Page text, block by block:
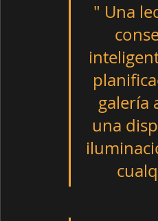
" Una
galería
una